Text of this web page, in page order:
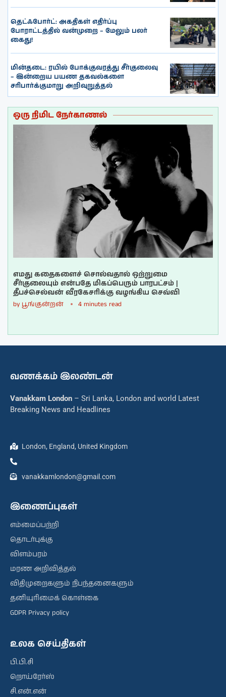
தெட்ஃபோர்ட்: அகதிகள் எதிர்ப்பு
போராட்டத்தில் வன்முறை – மேலும் பலர்
கைது!
மின்தடை: ரயில் போக்குவரத்து சீர்குலைவு
– இன்றைய பயண தகவல்களை
சரிபார்க்குமாறு அறிவுறுத்தல்
ஒரு நிமிட நேர்காணல்
எமது கதைகளைச் சொல்வதால் ஒற்றுமை
சீர்குலையும் என்பதே மிகப்பெரும் பாரபட்சம் |
தீபச்செல்வன் வீரகேசரிக்கு வழங்கிய செவ்வி
by பூங்குன்றன் 4 minutes read
வணக்கம் இலண்டன்
Vanakkam London – Sri Lanka, London and world Latest
Breaking News and Headlines
London, England, United Kingdom
vanakkamlondon@gmail.com
இணைப்புகள்
எம்மைப்பற்றி
தொடர்புக்கு
விளம்பரம்
மரண அறிவித்தல்
விதிமுறைகளும் நிபந்தனைகளும்
தனியுரிமைக் கொள்கை
GDPR Privacy policy
உலக செய்திகள்
பி.பி.சி
றொய்ரேர்ஸ்
சி.என்.என்